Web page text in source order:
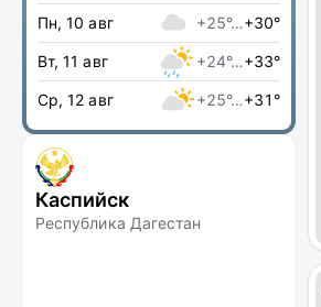
Пн, 10 авг +25°…+30°
Вт, 11 авг +24°…+33°
Ср, 12 авг +25°…+31°
Каспийск
Республика Дагестан